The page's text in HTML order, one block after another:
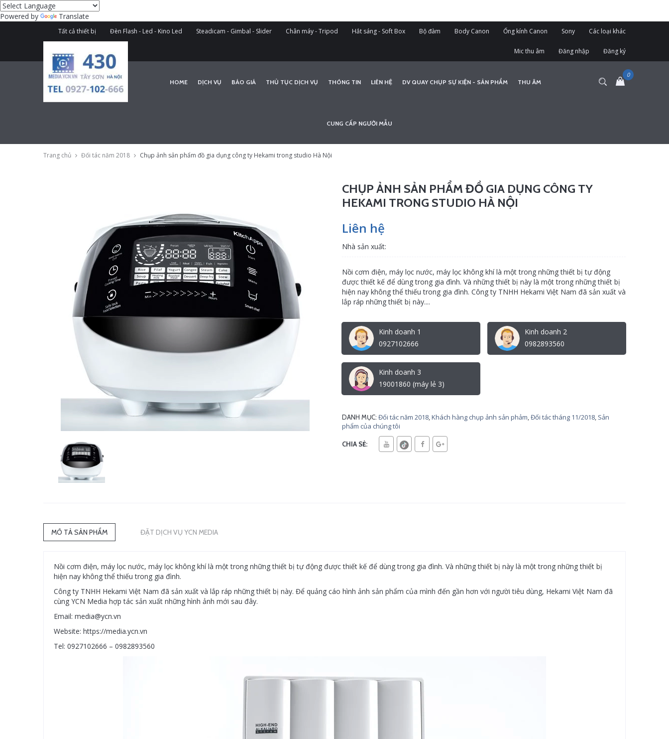
Powered by Translate
Tất cả thiết bị Đèn Flash - Led - Kino Led Steadicam - Gimbal - Slider Chân máy - Tripod Hắt sáng - Soft Box Bộ đàm Body Canon Ống kính Canon Sony Các loại khác
Mic thu âm Đăng nhập Đăng ký
HOME DỊCH VỤ BÁO GIÁ THỦ TỤC DỊCH VỤ THÔNG TIN LIÊN HỆ DV QUAY CHỤP SỰ KIỆN - SẢN PHẨM THU ÂM
CUNG CẤP NGƯỜI MẪU
Trang chủ Đối tác năm 2018 Chụp ảnh sản phẩm đồ gia dụng công ty Hekami trong studio Hà Nội
CHỤP ẢNH SẢN PHẨM ĐỒ GIA DỤNG CÔNG TY
HEKAMI TRONG STUDIO HÀ NỘI
Liên hệ
Nhà sản xuất:
Nồi cơm điện, máy lọc nước, máy lọc không khí là một trong những thiết bị tự động
được thiết kế để dùng trong gia đình. Và những thiết bị này là một trong những thiết bị
hiện nay không thể thiếu trong gia đình. Công ty TNHH Hekami Việt Nam đã sản xuất và
lắp ráp những thiết bị này....
Kinh doanh 1
0927102666
Kinh doanh 2
0982893560
Kinh doanh 3
19001860 (máy lẻ 3)
DANH MỤC: Đối tác năm 2018,Khách hàng chụp ảnh sản phảm,Đối tác tháng 11/2018, Sản
phẩm của chúng tôi
CHIA SẺ:
MÔ TẢ SẢN PHẨM ĐẶT DỊCH VỤ YCN MEDIA
Nồi cơm điện, máy lọc nước, máy lọc không khí là một trong những thiết bị tự động được thiết kế để dùng trong gia đình. Và những thiết bị này là một trong những thiết bị
hiện nay không thể thiếu trong gia đình.
Công ty TNHH Hekami Việt Nam đã sản xuất và lắp ráp những thiết bị này. Để quảng cáo hình ảnh sản phẩm của mình đến gần hơn với người tiêu dùng, Hekami Việt Nam đã
cùng YCN Media hợp tác sản xuất những hình ảnh mới sau đây.
Email: media@ycn.vn
Website: https://media.ycn.vn
Tel: 0927102666 – 0982893560